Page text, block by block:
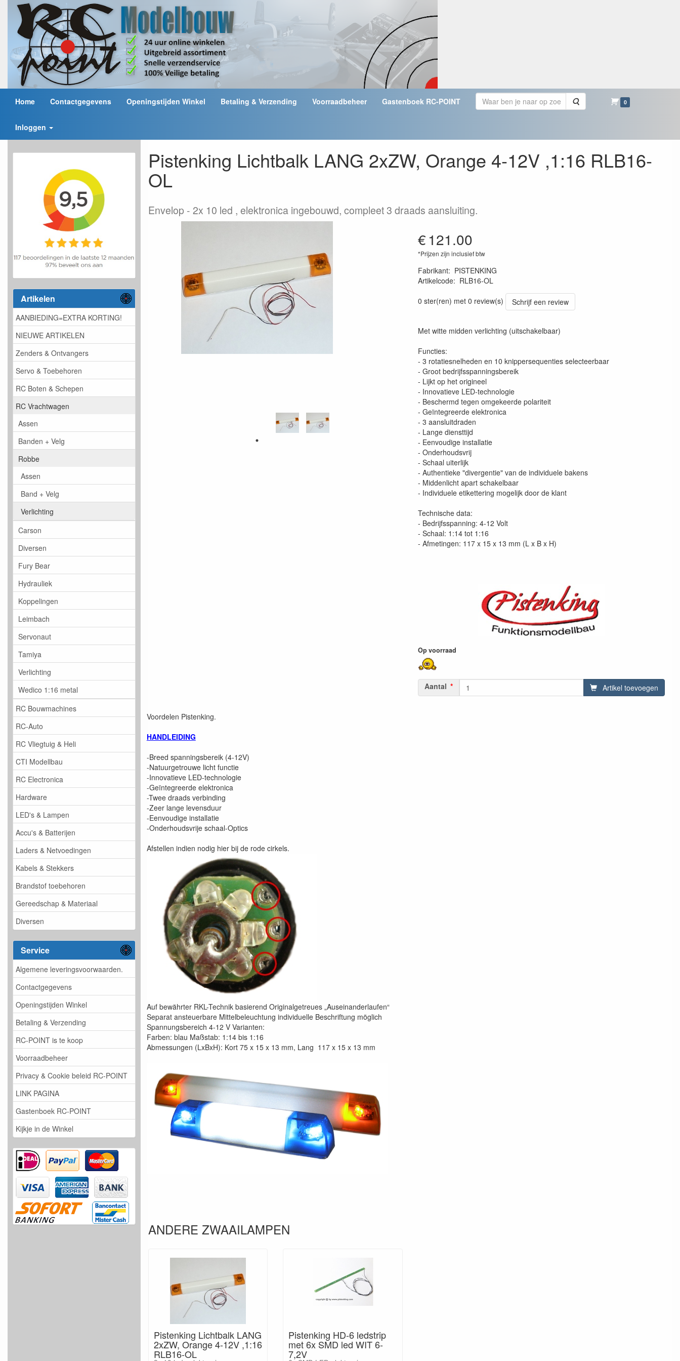
Home Contactgegevens Openingstijden Winkel Betaling & Verzending Voorraadbeheer Gastenboek RC-POINT Zoeken 0
Inloggen
Artikelen
AANBIEDING=EXTRA KORTING!
NIEUWE ARTIKELEN
Zenders & Ontvangers
Servo & Toebehoren
RC Boten & Schepen
RC Vrachtwagen
Assen
Banden + Velg
Robbe
Assen
Band + Velg
Verlichting
Carson
Diversen
Fury Bear
Hydrauliek
Koppelingen
Leimbach
Servonaut
Tamiya
Verlichting
Wedico 1:16 metal
RC Bouwmachines
RC-Auto
RC Vliegtuig & Heli
CTI Modellbau
RC Electronica
Hardware
LED's & Lampen
Accu's & Batterijen
Laders & Netvoedingen
Kabels & Stekkers
Brandstof toebehoren
Gereedschap & Materiaal
Diversen
Service
Algemene leveringsvoorwaarden.
Contactgegevens
Openingstijden Winkel
Betaling & Verzending
RC-POINT is te koop
Voorraadbeheer
Privacy & Cookie beleid RC-POINT
LINK PAGINA
Gastenboek RC-POINT
Kijkje in de Winkel
Pistenking Lichtbalk LANG 2xZW, Orange 4-12V ,1:16 RLB16-
OL
Envelop 2x 10 led , elektronica ingebouwd, compleet 3 draads aansluiting.
€121.00
*Prijzen zijn inclusief btw
Fabrikant: PISTENKING
Artikelcode: RLB16-OL
0 ster(ren) met 0 review(s)
Schrijf een review
Met witte midden verlichting (uitschakelbaar)
Functies:
- 3 rotatiesnelheden en 10 knippersequenties selecteerbaar
- Groot bedrijfsspanningsbereik
- Lijkt op het origineel
- Innovatieve LED-technologie
- Beschermd tegen omgekeerde polariteit
- Geïntegreerde elektronica
- 3 aansluitdraden
- Lange diensttijd
- Eenvoudige installatie
- Onderhoudsvrij
- Schaal uiterlijk
- Authentieke "divergentie" van de individuele bakens
- Middenlicht apart schakelbaar
- Individuele etikettering mogelijk door de klant
Technische data:
- Bedrijfsspanning: 4-12 Volt
- Schaal: 1:14 tot 1:16
- Afmetingen: 117 x 15 x 13 mm (L x B x H)
Op voorraad
Aantal Artikel toevoegen
Voordelen Pistenking.
HANDLEIDING
-Breed spanningsbereik (4-12V)
-Natuurgetrouwe licht functie
-Innovatieve LED-technologie
-Geïntegreerde elektronica
-Twee draads verbinding
-Zeer lange levensduur
-Eenvoudige installatie
-Onderhoudsvrije schaal-Optics
Afstellen indien nodig hier bij de rode cirkels.
Auf bewährter RKL-Technik basierend Originalgetreues „Auseinanderlaufen“
Separat ansteuerbare Mittelbeleuchtung individuelle Beschriftung möglich
Spannungsbereich 4-12 V Varianten:
Farben: blau Maßstab: 1:14 bis 1:16
Abmessungen (LxBxH): Kort 75 x 15 x 13 mm, Lang 117 x 15 x 13 mm
ANDERE ZWAAILAMPEN
Pistenking Lichtbalk LANG
2xZW, Orange 4-12V ,1:16
RLB16-OL
Pistenking HD-6 ledstrip
met 6x SMD led WIT 6-
7,2V